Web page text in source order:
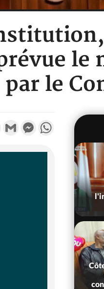
le
le
Email Gmail MessengerWhatsApp
Biya, Hiram
le conseil